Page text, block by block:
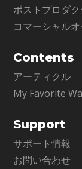
ポストプロダ
コマーシャル
Contents
アーティクル
My Favorite
Support
サポート情報
お問い合わせ